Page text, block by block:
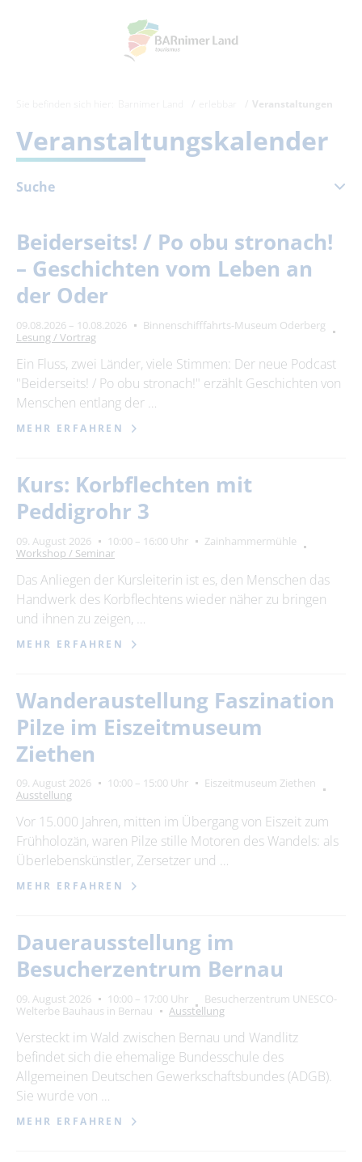
Veranstaltungen
Veranstaltungskalender
Suche
August 2026
Mo Di Mi Do Fr Sa So
1
3
4
10
11 12 13 14 15
16
17
18 19 20 21 22
23
24
25 26 27 28 29
30
Zeitraum
von
bis
Kategorie
Suchbegriff
bitte wählen
ZURÜCKSETZEN
Beiderseits! / Po obu stronach!
– Geschichten vom Leben an
der Oder
09.08.2026 – 10.08.2026
Binnenschifffahrts-Museum Oderberg
Lesung / Vortrag
Ein Fluss, zwei Länder, viele Stimmen: Der neue Podcast
"Beiderseits! / Po obu stronach!" erzählt Geschichten von
Menschen entlang der …
MEHR ERFAHREN
Kurs: Korbflechten mit
Peddigrohr 3
09. August 2026 10:00 – 16:00 Uhr
Zainhammermühle
Workshop / Seminar
Das Anliegen der Kursleiterin ist es, den Menschen das
Handwerk des Korbflechtens wieder näher zu bringen
und ihnen zu zeigen, …
MEHR ERFAHREN
Wanderaustellung Faszination
Pilze im Eiszeitmuseum
Ziethen
09. August 2026 10:00 – 15:00 Uhr
Eiszeitmuseum Ziethen
Ausstellung
Vor 15.000 Jahren, mitten im Übergang von Eiszeit zum
Frühholozän, waren Pilze stille Motoren des Wandels: als
Überlebenskünstler, Zersetzer und …
MEHR ERFAHREN
Dauerausstellung im
Besucherzentrum Bernau
09. August 2026 10:00 – 17:00 Uhr
Besucherzentrum UNESCO-
Welterbe Bauhaus in Bernau
Ausstellung
Versteckt im Wald zwischen Bernau und Wandlitz
befindet sich die ehemalige Bundesschule des
Allgemeinen Deutschen Gewerkschaftsbundes (ADGB).
Sie wurde von …
MEHR ERFAHREN